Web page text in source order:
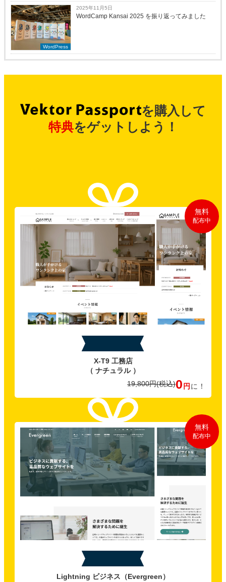
WordPress
2025年11月5日
WordCamp Kansai 2025 を振り返ってみました
を購入して
特典をゲットしよう！
無料
配布中
X-T9 工務店
（ ナチュラル ）
19,800円(税込)0 円 に！
無料
配布中
Lightning ビジネス （Evergreen）